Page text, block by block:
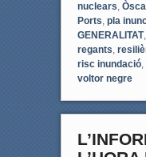
nuclears,
Ports, pla
GENERALITAT,
regants,
risc inundació,
voltor negre